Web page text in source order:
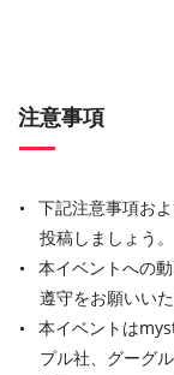
注意事項
下記注意事項お
投稿しましょう。
本イベントへの
遵守をお願いいた
本イベントは
プル社、グーグ